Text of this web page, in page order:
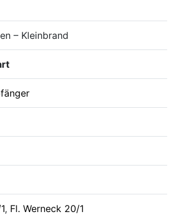
– Kleinbrand
, Fl. Werneck 20/1